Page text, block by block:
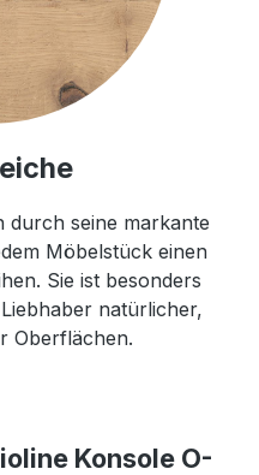
durch seine markante
Möbelstück einen
Sie ist besonders
natürlicher,
Oberflächen.
Konsole O-